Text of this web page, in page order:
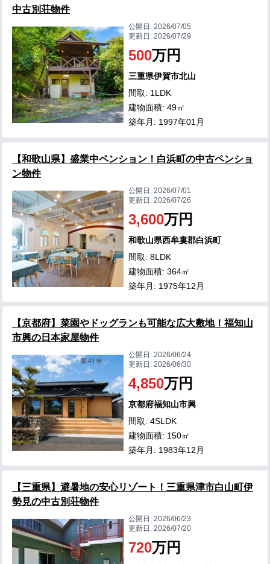
中古別荘物件
公開日:2026/07/05
更新日:2026/07/29
500万円
三重県伊賀市北山
間取: 1LDK
建物面積: 49㎡
築年月: 1997年01月
【和歌山県】盛業中ペンション！白浜町の中古ペンショ
ン物件
公開日:2026/07/01
更新日:2026/07/26
3,600万円
和歌山県西牟婁郡白浜町
間取: 8LDK
建物面積: 364㎡
築年月: 1975年12月
【京都府】菜園やドッグランも可能な広大敷地！福知山
市興の日本家屋物件
公開日:2026/06/24
更新日:2026/06/30
4,850万円
京都府福知山市興
間取: 4SLDK
建物面積: 150㎡
築年月: 1983年12月
【三重県】避暑地の安心リゾート！三重県津市白山町伊
勢見の中古別荘物件
公開日:2026/06/23
更新日:2026/07/20
720万円